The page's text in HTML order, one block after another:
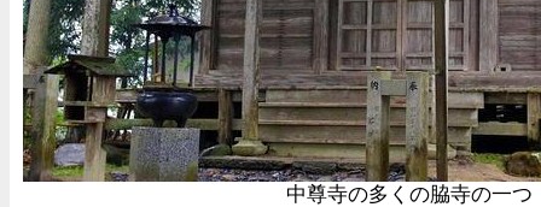
中尊寺の多くの脇寺の一つ